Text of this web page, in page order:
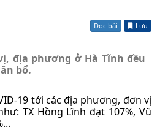
Đọc bài Lưu
địa phương ở Hà Tĩnh đều
bổ.
19 tới các địa phương, đơn vị
TX Hồng Lĩnh đạt 107%, Vũ